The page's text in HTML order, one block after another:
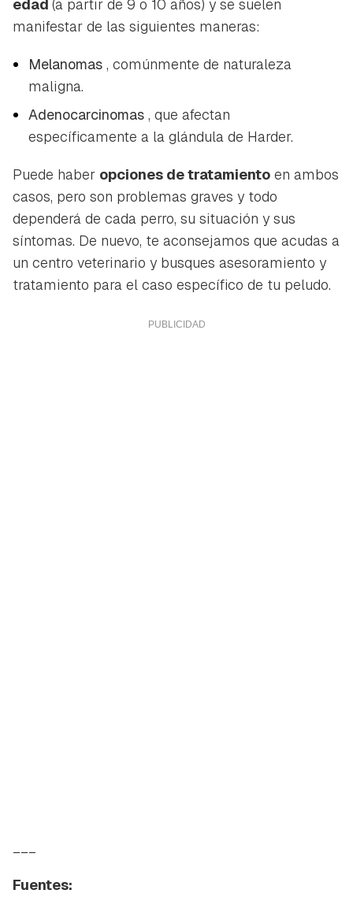
edad (a partir de 9 o 10 años) y se suelen
manifestar de las siguientes maneras:
Melanomas , comúnmente de naturaleza
maligna.
Adenocarcinomas , que afectan
específicamente a la glándula de Harder.
Puede haber opciones de tratamiento en ambos
casos, pero son problemas graves y todo
dependerá de cada perro, su situación y sus
síntomas. De nuevo, te aconsejamos que acudas a
un centro veterinario y busques asesoramiento y
tratamiento para el caso específico de tu peludo.
Fuentes: